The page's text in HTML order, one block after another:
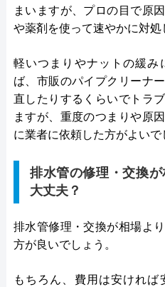
まいますが、プロの目で原
や薬剤を使って速やかに対処
軽いつまりやナットの緩み
ば、市販のパイプクリーナ
直したりするくらいでトラ
ますが、重度のつまりや原
に業者に依頼した方がよいで
排水管の修理・交換
大丈夫？
排水管修理・交換が相場よ
方が良いでしょう。
もちろん、費用は安けれ